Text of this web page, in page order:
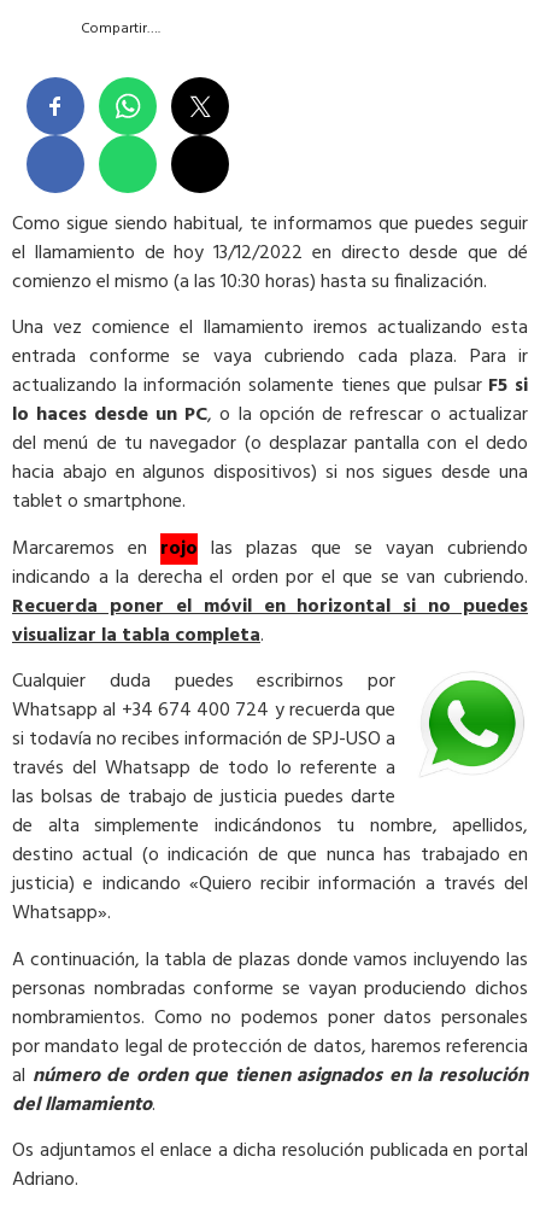
Compartir….
Como sigue siendo habitual, te informamos que puedes seguir
el llamamiento de hoy 13/12/2022 en directo desde que dé
comienzo el mismo (a las 10:30 horas) hasta su finalización.
Una vez comience el llamamiento iremos actualizando esta
entrada conforme se vaya cubriendo cada plaza. Para ir
actualizando la información solamente tienes que pulsar F5 si
lo haces desde un PC, o la opción de refrescar o actualizar
del menú de tu navegador (o desplazar pantalla con el dedo
hacia abajo en algunos dispositivos) si nos sigues desde una
tablet o smartphone.
Marcaremos en rojo las plazas que se vayan cubriendo
indicando a la derecha el orden por el que se van cubriendo.
Recuerda poner el móvil en horizontal si no puedes
visualizar la tabla completa.
Cualquier duda puedes escribirnos por
Whatsapp al +34 674 400 724 y recuerda que
si todavía no recibes información de SPJ-USO a
través del Whatsapp de todo lo referente a
las bolsas de trabajo de justicia puedes darte
de alta simplemente indicándonos tu nombre, apellidos,
destino actual (o indicación de que nunca has trabajado en
justicia) e indicando «Quiero recibir información a través del
Whatsapp».
A continuación, la tabla de plazas donde vamos incluyendo las
personas nombradas conforme se vayan produciendo dichos
nombramientos. Como no podemos poner datos personales
por mandato legal de protección de datos, haremos referencia
al número de orden que tienen asignados en la resolución
del llamamiento.
Os adjuntamos el enlace a dicha resolución publicada en portal
Adriano.